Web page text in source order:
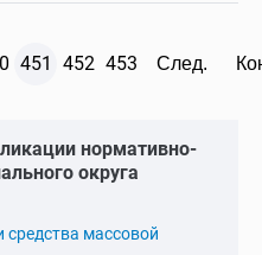
451 452 453 След.
нормативно-
округа
средства массовой